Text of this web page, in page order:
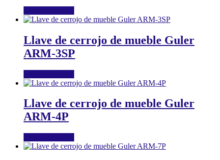
Llave de cerrojo de mueble Guler
ARM-3SP
Llave de cerrojo de mueble Guler
ARM-4P